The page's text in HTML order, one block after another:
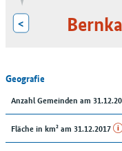
<
Geografie
Anzahl Gemeinden am
Fläche in km² am 31.12.2017